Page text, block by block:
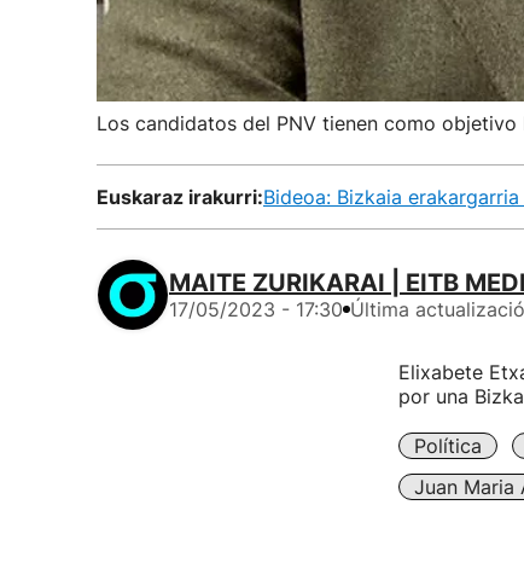
Los candidatos del PNV tienen como
Euskaraz irakurri:Bideoa: Bizkaia
MAITE ZURIKARAI | EITB
17/05/2023 - 17:30 Última
Elixabete
por una
Política
Juan Maria